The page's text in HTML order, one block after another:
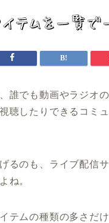
誰でも動画やラジオ
聴したりできるコミ
るのも、ライブ配信
ね。
テムの種類の多さだ